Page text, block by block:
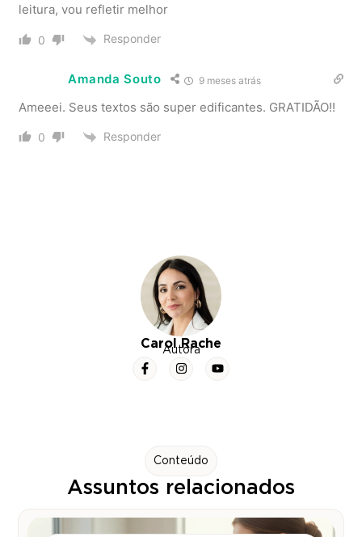
Carol Rache
Autora
leitura, vou refletir melhor
0 Responder
Amanda Souto 9 meses atrás
Ameeei. Seus textos são super edificantes. GRATIDÃO!!
0 Responder
Conteúdo
Assuntos relacionados